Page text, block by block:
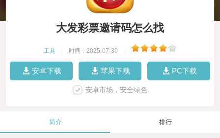
大发彩票邀请码怎么找
工具 时间：2025-07-30
安卓下载 苹果下载 PC下载
安卓市场，安全绿色
简介 排行